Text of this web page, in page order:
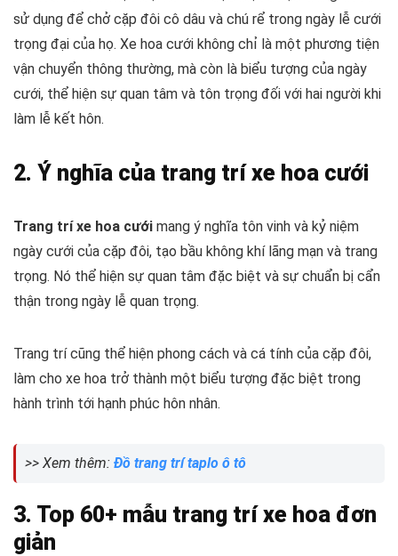
sử dụng để chở cặp đôi cô dâu và chú rể trong ngày lễ cưới
trọng đại của họ. Xe hoa cưới không chỉ là một phương tiện
vận chuyển thông thường, mà còn là biểu tượng của ngày
cưới, thể hiện sự quan tâm và tôn trọng đối với hai người khi
làm lễ kết hôn.
2. Ý nghĩa của trang trí xe hoa cưới
Trang trí xe hoa cưới mang ý nghĩa tôn vinh và kỷ niệm
ngày cưới của cặp đôi, tạo bầu không khí lãng mạn và trang
trọng. Nó thể hiện sự quan tâm đặc biệt và sự chuẩn bị cẩn
thận trong ngày lễ quan trọng.
Trang trí cũng thể hiện phong cách và cá tính của cặp đôi,
làm cho xe hoa trở thành một biểu tượng đặc biệt trong
hành trình tới hạnh phúc hôn nhân.
>> Xem thêm: Đồ trang trí taplo ô tô
3. Top 60+ mẫu trang trí xe hoa đơn
giản